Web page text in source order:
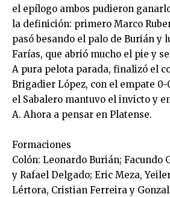
el epílogo ambos pudieron
la definición: primero Marco
pasó besando el palo de Burián y
Farías, que abrió mucho el pie y
A pura pelota parada, finalizó el
Brigadier López, con el empate 0-
el Sabalero mantuvo el invicto y
A. Ahora a pensar en Platense.
Formaciones
Colón: Leonardo Burián; Facundo
y Rafael Delgado; Eric Meza,
Lértora, Cristian Ferreira y